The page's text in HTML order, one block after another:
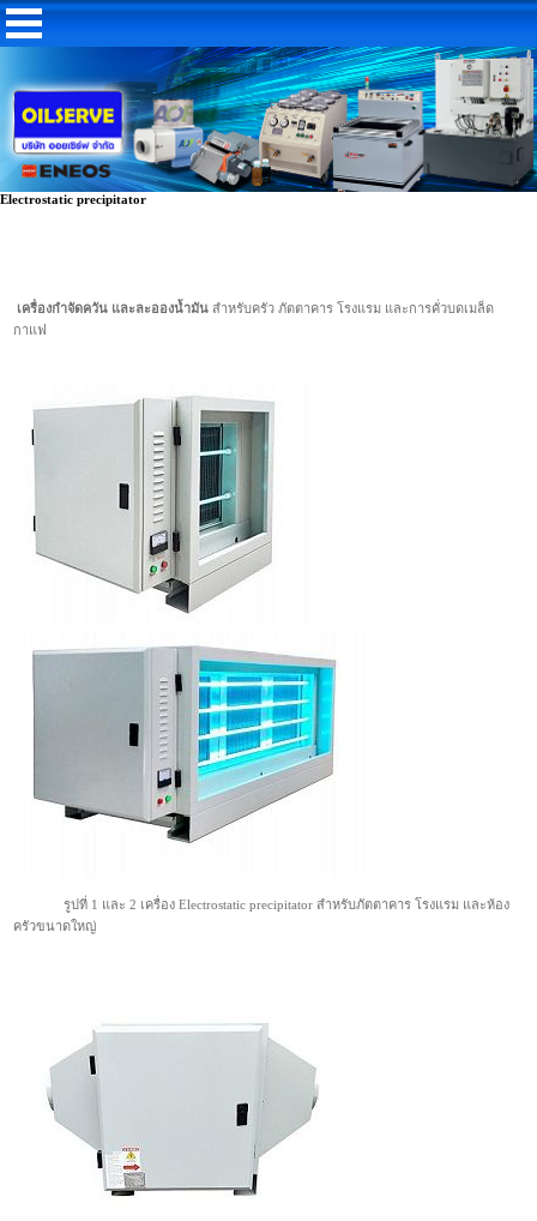
Electrostatic precipitator
เครื่องกำจัดควัน และละอองน้ำมันสำหรับครัว ภัตตาคาร โรงแรม และการคั่วบดเมล็ด
กาแฟ
รูปที่ 1 และ 2 เครื่อง Electrostatic precipitator สำหรับภัตตาคาร โรงแรม และห้อง
ครัวขนาดใหญ่